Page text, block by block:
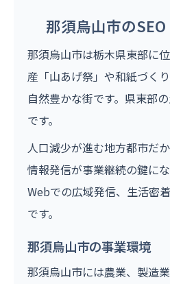
那須烏山市の
那須烏山市は栃木県東部に
産「山あげ祭」や和紙づく
自然豊かな街です。県東部
です。
人口減少が進む地方都市だ
情報発信が事業継続の鍵に
Webでの広域発信、生活密
です。
那須烏山市の事業環境
那須烏山市には農業、製造